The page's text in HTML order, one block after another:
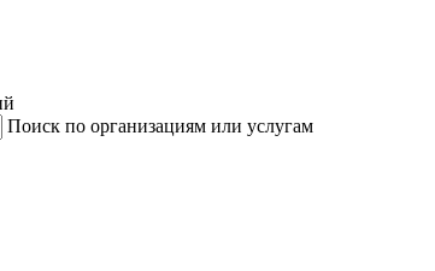
Поиск по организациям или услугам